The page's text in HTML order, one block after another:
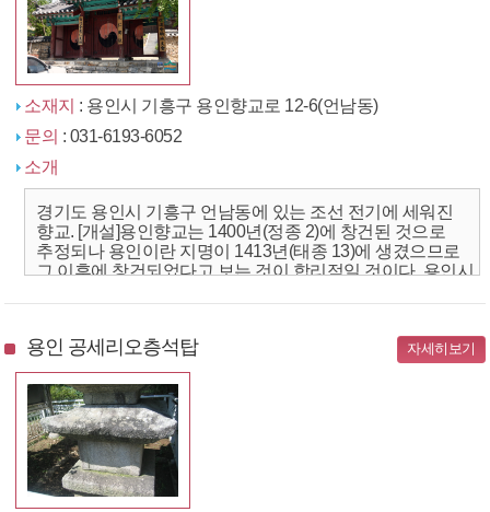
소재지 : 용인시 기흥구 용인향교로 12-6(언남동)
문의 : 031-6193-6052
소개
경기도 용인시 기흥구 언남동에 있는 조선 전기에 세워진
향교. [개설]용인향교는 1400년(정종 2)에 창건된 것으로
추정되나 용인이란 지명이 1413년(태종 13)에 생겼으므로
그 이후에 창건되었다고 보는 것이 합리적일 것이다. 용인시
용인 공세리오층석탑 자세히보기